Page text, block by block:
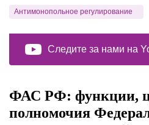
ФАС РФ: функции,
полномочия
Антимонопольное регулирование
Следите за нами на